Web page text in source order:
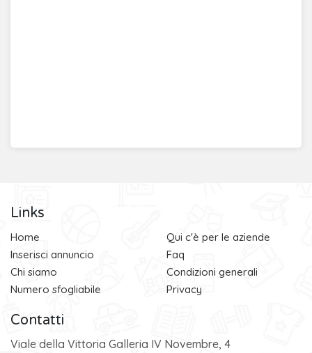
Links
Home
Inserisci annuncio
Chi siamo
Numero sfogliabile
Qui c'è per le aziende
Faq
Condizioni generali
Privacy
Contatti
Viale della Vittoria Galleria IV Novembre, 4